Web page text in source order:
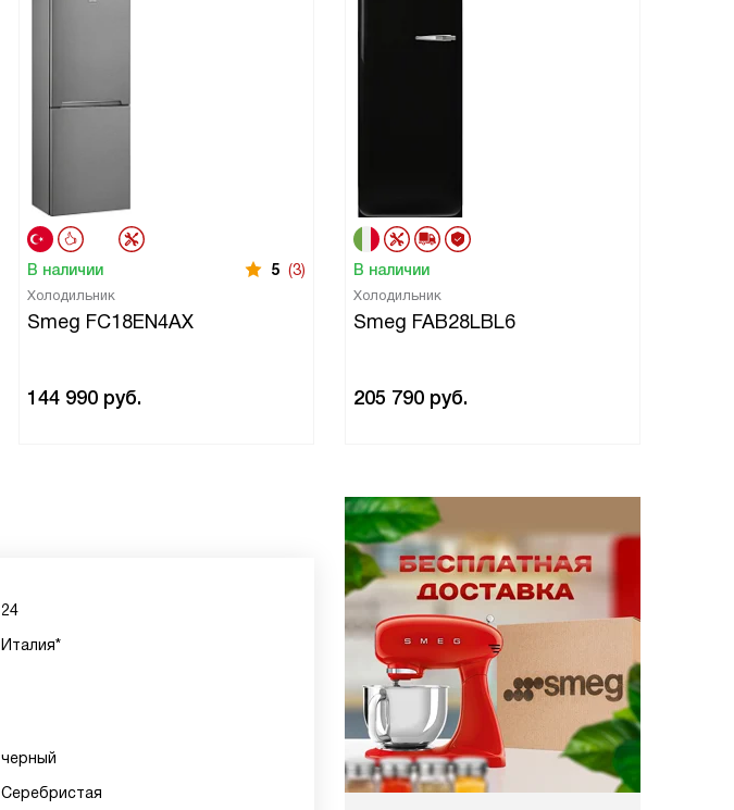
В наличии 5 (3)
Холодильник
Smeg FC18EN4AX
144 990 руб.
В наличии
Холодильник
Smeg FAB28LBL6
205 790 руб.
24
Италия*
черный
Серебристая